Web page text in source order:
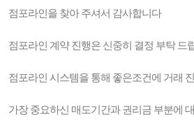
점포라인을 찾아 주셔서 감사합니다
점포라인 계약 진행은 신중히 결정 부탁 드
점포라인 시스템을 통해 좋은조건에 거래
가장 중요하신 매도기간과 권리금 부분에